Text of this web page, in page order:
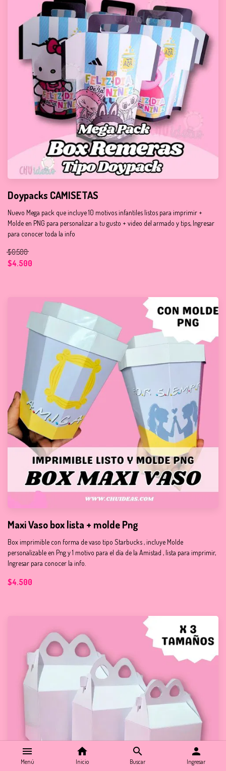
menu
Menú
home
Inicio
search
Buscar
person
Ingresar
Doypacks CAMISETAS
Nuevo Mega pack que incluye 10 motivos infantiles listos para imprimir +
Molde en PNG para personalizar a tu gusto + video del armado y tips, Ingresar
para conocer toda la info
$6.500
$4.500
Maxi Vaso box lista + molde Png
Box imprimible con forma de vaso tipo Starbucks , incluye Molde
personalizable en Png y 1 motivo para el día de la Amistad , lista para imprimir,
Ingresar para conocer la info.
$4.500